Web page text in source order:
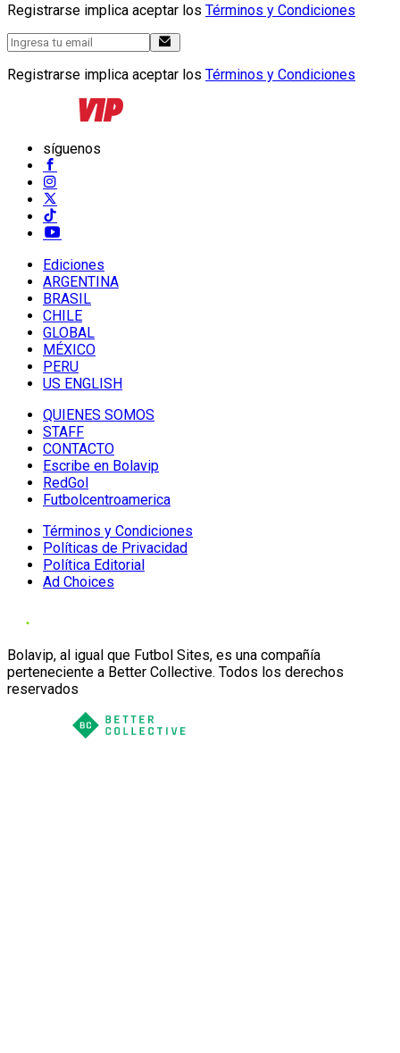
Registrarse implica aceptar los Términos y Condiciones
Registrarse implica aceptar los Términos y Condiciones
síguenos
Ediciones
ARGENTINA
BRASIL
CHILE
GLOBAL
MÉXICO
PERU
US ENGLISH
QUIENES SOMOS
STAFF
CONTACTO
Escribe en Bolavip
RedGol
Futbolcentroamerica
Términos y Condiciones
Políticas de Privacidad
Política Editorial
Ad Choices
Bolavip, al igual que Futbol Sites, es una compañía
perteneciente a Better Collective. Todos los derechos
reservados